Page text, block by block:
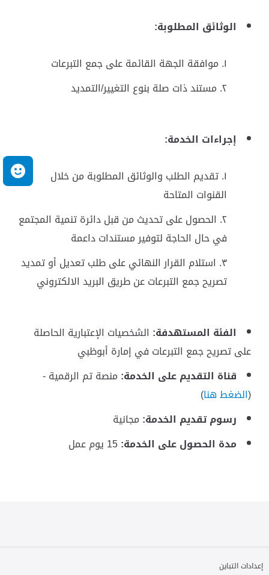
الوثائق المطلوبة:
موافقة الجهة القائمة على جمع التبرعات
مستند ذات صلة بنوع التغيير/التمديد
إجراءات الخدمة:
تقديم الطلب والوثائق المطلوبة من خلال
القنوات المتاحة
الحصول على تحديث من قبل دائرة تنمية المجتمع
في حال الحاجة لتوفير مستندات داعمة
استلام القرار النهائي على طلب تعديل أو تمديد
تصريح جمع التبرعات عن طريق البريد الالكتروني
الفئة المستهدفة: الشخصيات الإعتبارية الحاصلة
على تصريح جمع التبرعات في إمارة أبوظبي
قناة التقديم على الخدمة: منصة تم الرقمية -
(الضغط هنا)
رسوم تقديم الخدمة: مجانية
مدة الحصول على الخدمة:15 يوم عمل
إعدادات التباين